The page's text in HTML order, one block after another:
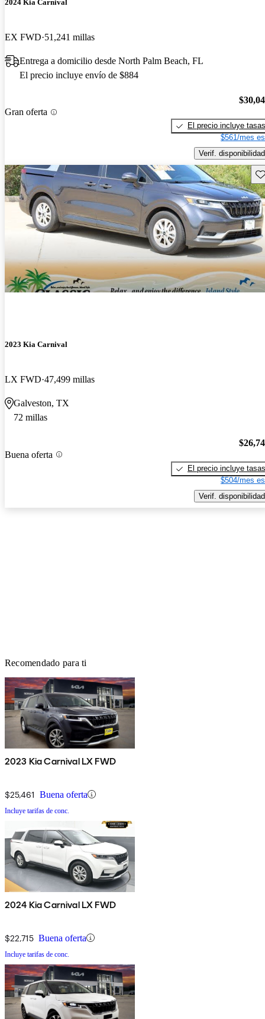
2024 Kia Carnival
EX FWD 51,241 millas
Entrega a domicilio desde North Palm Beach, FL
El precio incluye envío de $884
Gran oferta
El precio incluye tasas
$561/mes
Verif. disponibilidad
2023 Kia Carnival
LX FWD 47,499 millas
Galveston, TX
72 millas
Buena oferta
El precio incluye tasas
$504/mes
Verif. disponibilidad
Recomendado para ti
2023 Kia Carnival LX FWD
$25,461 Buena oferta
Incluye tarifas de conc.
2024 Kia Carnival LX FWD
$22,715 Buena oferta
Incluye tarifas de conc.